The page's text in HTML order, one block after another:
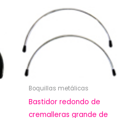
Boquillas metálicas
Bastidor redondo de
cremalleras grande de